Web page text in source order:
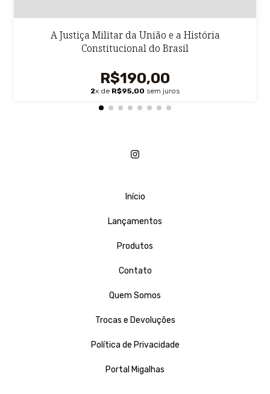
A Justiça Militar da União e a História
Constitucional do Brasil
R$190,00
2x de R$95,00 sem juros
Início
Lançamentos
Produtos
Contato
Quem Somos
Trocas e Devoluções
Política de Privacidade
Portal Migalhas